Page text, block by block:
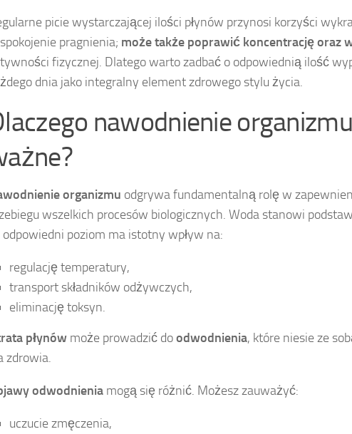
picie wystarczającej ilości płynów przynosi korzyści
pragnienia; może także poprawić koncentrację oraz
fizycznej. Dlatego warto zadbać o odpowiednią ilość
dnia jako integralny element zdrowego stylu życia.
nawodnienie
organizmu odgrywa fundamentalną rolę w
wszelkich procesów biologicznych. Woda stanowi
odpowiedni poziom ma istotny wpływ na:
regulację temperatury,
transport składników odżywczych,
eliminację toksyn.
płynów może prowadzić doodwodnienia, które niesie ze
zdrowia.
odwodnienia mogą się różnić. Możesz zauważyć:
uczucie zmęczenia,